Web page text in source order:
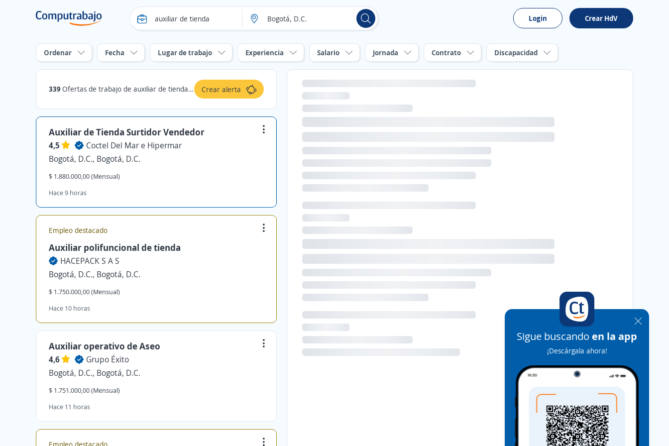
Login Crear HdV
Ordenar Fecha Lugar de trabajo Experiencia Salario Jornada Contrato Discapacidad
339 Ofertas de trabajo de auxiliar de tienda en Bogotá, D.C. Crear alerta
Auxiliar de Tienda Surtidor Vendedor
4,5
Coctel Del Mar e Hipermar
Bogotá, D.C., Bogotá, D.C.
$ 1.880.000,00 (Mensual)
Hace 9 horas
Empleo destacado
Auxiliar polifuncional de tienda
HACEPACK S A S
Bogotá, D.C., Bogotá, D.C.
$ 1.750.000,00 (Mensual)
Hace 10 horas
Auxiliar operativo de Aseo
4,6
Grupo Éxito
Bogotá, D.C., Bogotá, D.C.
$ 1.751.000,00 (Mensual)
Hace 11 horas
Sigue buscando en la app
¡Descárgala ahora!